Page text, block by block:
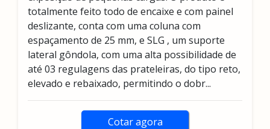
totalmente feito todo de encaixe e com painel
deslizante, conta com uma coluna com
espaçamento de 25 mm, e SLG , um suporte
lateral gôndola, com uma alta possibilidade de
até 03 regulagens das prateleiras, do tipo reto,
elevado e rebaixado, permitindo o dobr...
Cotar agora